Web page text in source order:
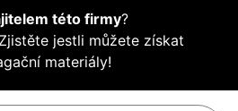
této firmy?
Zjistěte jestli můžete získat
materiály!